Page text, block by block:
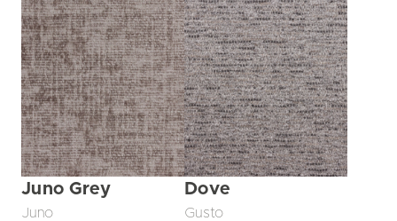
Juno Grey
Juno
Dove
Gusto